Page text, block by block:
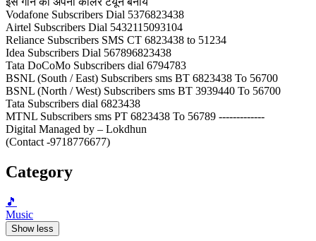
Vodafone Subscribers Dial 5376823438
Airtel Subscribers Dial 5432115093104
Reliance Subscribers SMS CT 6823438 to 51234
Idea Subscribers Dial 567896823438
Tata DoCoMo Subscribers dial 6794783
BSNL (South / East) Subscribers sms BT 6823438 To 56700
BSNL (North / West) Subscribers sms BT 3939440 To 56700
Tata Subscribers dial 6823438
MTNL Subscribers sms PT 6823438 To 56789 -------------
Digital Managed by – Lokdhun
(Contact -9718776677)
Category
🎵
Music
Show less